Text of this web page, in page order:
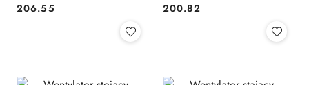
Cena:
206.55 Cena:
200.82